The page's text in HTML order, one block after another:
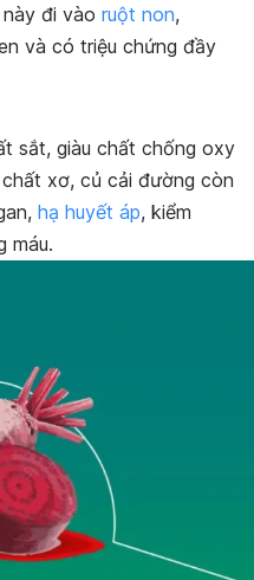
đi vào ruột non,
và có triệu chứng đầy
sắt, giàu chất chống oxy
xơ, củ cải đường còn
hạ huyết áp, kiểm
máu.